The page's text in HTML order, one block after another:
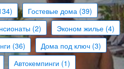
Гостевые дома (39)
(2) Эконом жилье (4)
(36) Дома под ключ (3)
Автокемпинги (1)